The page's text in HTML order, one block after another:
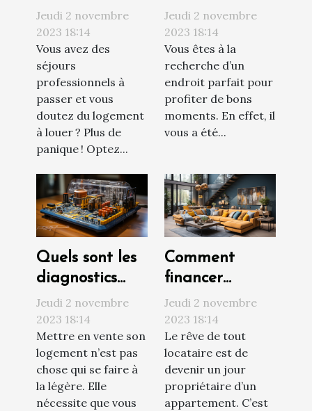
social ?
Jeudi 2 novembre
2023 18:14
Vous avez des
séjours
professionnels à
passer et vous
doutez du logement
à louer ? Plus de
panique ! Optez...
piscine : où
trouvée ?
Jeudi 2 novembre
2023 18:14
Vous êtes à la
recherche d’un
endroit parfait pour
profiter de bons
moments. En effet, il
vous a été...
Quels sont les
diagnostics
techniques à
réaliser avant
de vendre son
appartement ?
Jeudi 2 novembre
2023 18:14
Mettre en vente son
logement n’est pas
chose qui se faire à
la légère. Elle
nécessite que vous
Comment
financer
l’achat de son
premier
appartement ?
Jeudi 2 novembre
2023 18:14
Le rêve de tout
locataire est de
devenir un jour
propriétaire d’un
appartement. C’est